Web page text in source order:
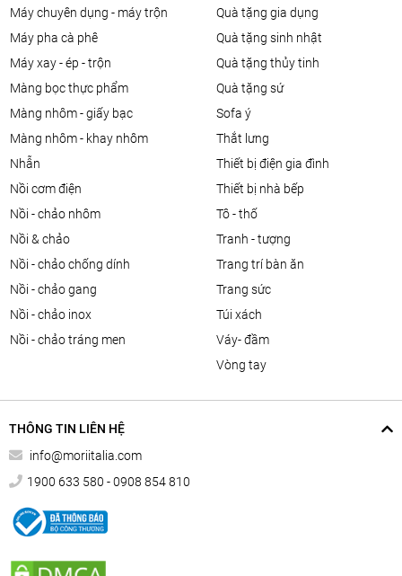
máy chuyên dụng - máy trộn
máy pha cà phê
máy xay - ép - trộn
màng bọc thực phẩm
màng nhôm - giấy bạc
màng nhôm - khay nhôm
nhẫn
nồi cơm điện
nồi - chảo nhôm
nồi & chảo
nồi - chảo chống dính
nồi - chảo gang
nồi - chảo inox
nồi - chảo tráng men
quà tặng gia dụng
quà tặng sinh nhật
quà tặng thủy tinh
quà tặng sứ
sofa ý
thắt lưng
thiết bị điện gia đình
thiết bị nhà bếp
tô - thố
tranh - tượng
trang trí bàn ăn
trang sức
túi xách
váy- đầm
vòng tay
THÔNG TIN LIÊN HỆ
info@moriitalia.com
1900 633 580 - 0908 854 810